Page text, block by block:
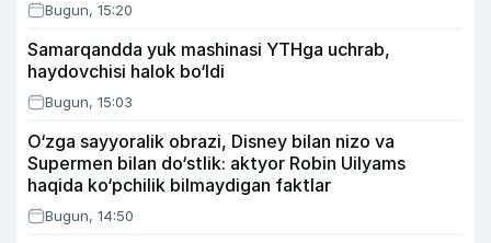
Bugun, 15:20
Samarqandda yuk mashinasi YTHga uchrab,
haydovchisi halok bo‘ldi
Bugun, 15:03
O‘zga sayyoralik obrazi, Disney bilan nizo va
Supermen bilan do‘stlik: aktyor Robin Uilyams
haqida ko‘pchilik bilmaydigan faktlar
Bugun, 14:50